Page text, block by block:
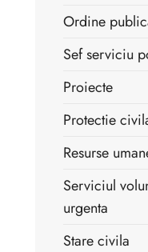
Ordine
Sef serviciu
Proiecte
Protectie
Resurse
Serviciul
urgenta
Stare civila